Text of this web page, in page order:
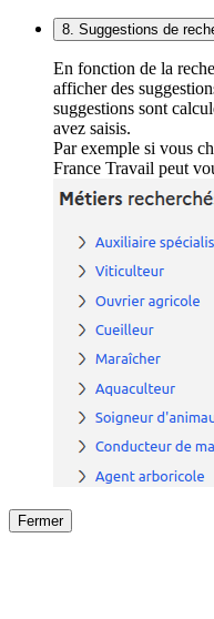
8. Suggestions de
En fonction de la
afficher des
suggestions sont
avez saisis.
Par exemple si vous
France Travail peut
Fermer